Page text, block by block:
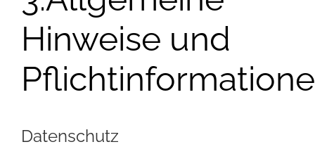
Hinweise und
Datenschutz